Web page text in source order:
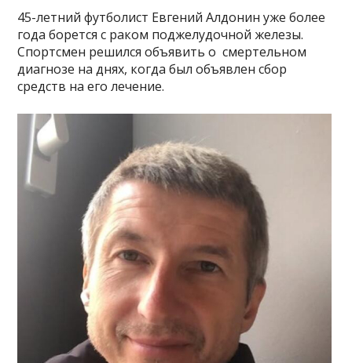
45-летний футболист Евгений Алдонин уже более
года борется с раком поджелудочной железы.
Спортсмен решился объявить о смертельном
диагнозе на днях, когда был объявлен сбор
средств на его лечение.